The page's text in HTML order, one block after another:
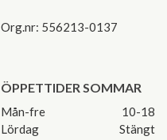
Org.nr: 556213-0137
ÖPPETTIDER SOMMAR
Mån-fre
10-18
Lördag
Stängt